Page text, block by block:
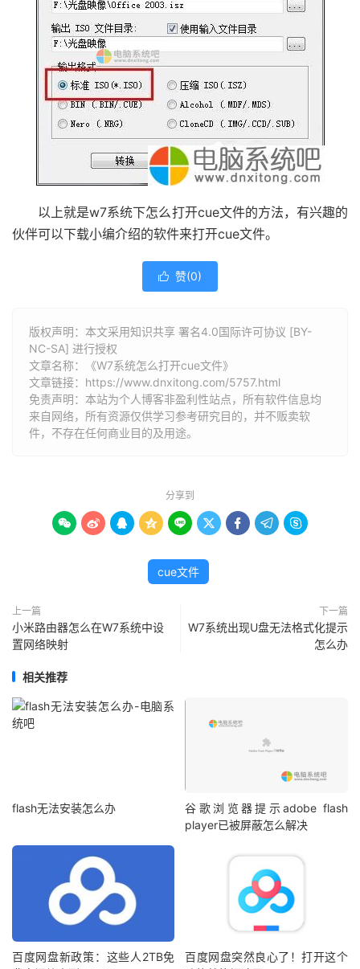
以上就是w7系统下怎么打开cue文件的方法，有兴趣的
伙伴可以下载小编介绍的软件来打开cue文件。
 赞(0)
版权声明：本文采用知识共享 署名4.0国际许可协议 [BY-
NC-SA] 进行授权
文章名称：《W7系统怎么打开cue文件》
文章链接： https://www.dnxitong.com/5757.html
免责声明：本站为个人博客非盈利性站点，所有软件信息均
来自网络，所有资源仅供学习参考研究目的，并不贩卖软
件，不存在任何商业目的及用途。
分享到
        
cue文件
上一篇
小米路由器怎么在W7系统中设
置网络映射
下一篇
W7系统出现U盘无法格式化提示
怎么办
相关推荐
flash无法安装怎么办
谷歌浏览器提示adobe flash
player已被屏蔽怎么解决
百度网盘新政策：这些人2TB免
百度网盘突然良心了！打开这个